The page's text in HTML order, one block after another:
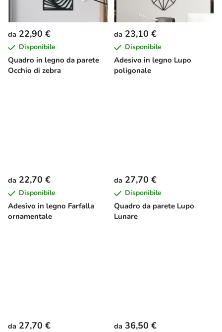
Quadro in legno da parete
Occhio di zebra
da 22,90 €
Disponibile
Adesivo in legno Lupo
poligonale
da 23,10 €
Disponibile
Adesivo in legno Farfalla
ornamentale
da 22,70 €
Disponibile
Quadro da parete Lupo
Lunare
da 27,70 €
Disponibile
da 27,70 € da 36,50 €